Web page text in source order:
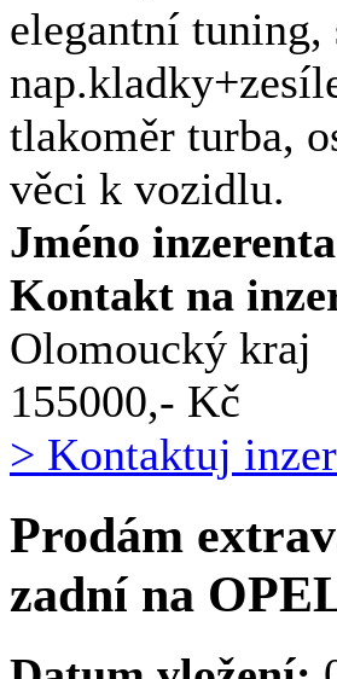
elegantní
tlakoměr turba,
věci k vozidlu.
Jméno
Kontakt na
Olomoucký kraj
155000,- Kč
> Kontaktuj
Prodám
zadní na